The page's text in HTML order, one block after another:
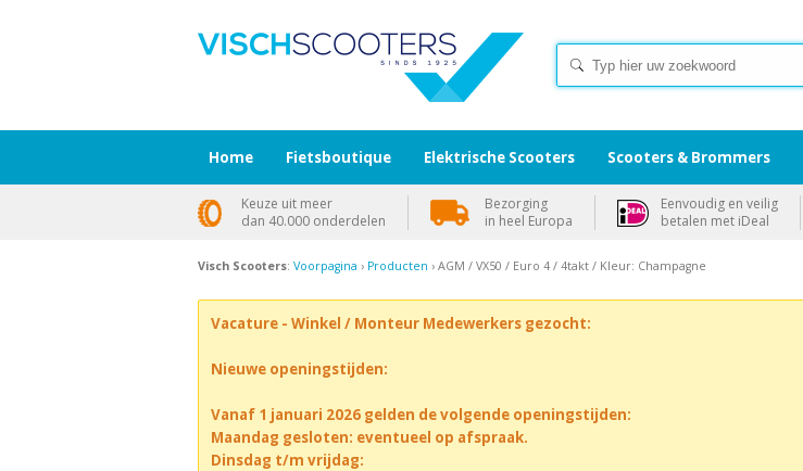
Visch Scooters: Voorpagina › Producten › AGM / VX50 / Euro 4 / 4takt / Kleur: Champagne
Vacature - Winkel / Monteur Medewerkers gezocht:
Nieuwe openingstijden:
Vanaf 1 januari 2026 gelden de volgende openingstijden:
Maandag gesloten: eventueel op afspraak.
Dinsdag t/m vrijdag:
Home Fietsboutique Elektrische Scooters Scooters & Brommers
Keuze uit meer
dan 40.000 onderdelen
Bezorging
in heel Europa
Eenvoudig en veilig
betalen met iDeal